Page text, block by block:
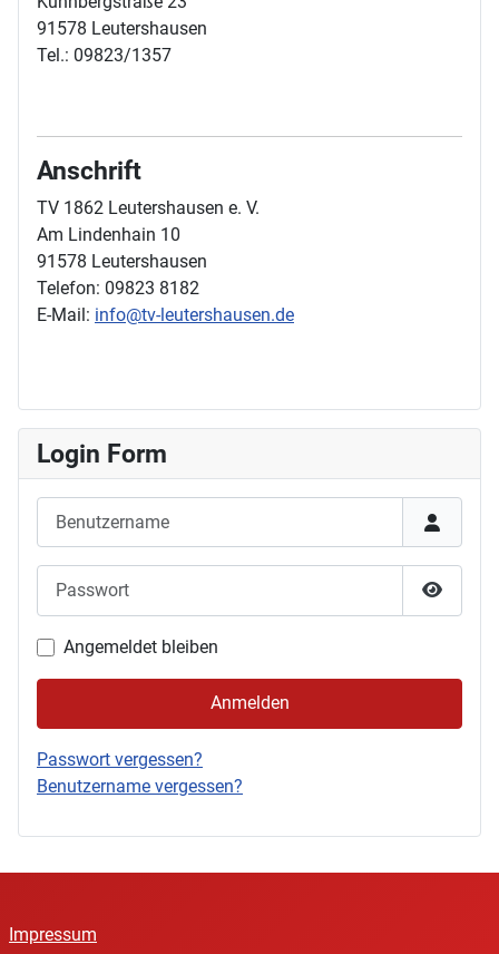
91578 Leutershausen
Tel.: 09823/1357
Anschrift
TV 1862 Leutershausen e. V.
Am Lindenhain 10
91578 Leutershausen
Telefon: 09823 8182
E-Mail: info@tv-leutershausen.de
Login Form
Angemeldet bleiben
Anmelden
Passwort vergessen?
Benutzername vergessen?
Impressum